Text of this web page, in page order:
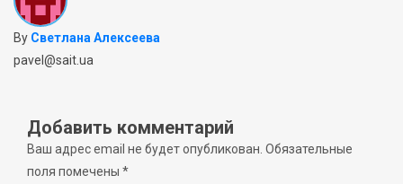
By Светлана Алексеева
pavel@sait.ua
Добавить комментарий
Ваш адрес email не будет опубликован. Обязательные
поля помечены *